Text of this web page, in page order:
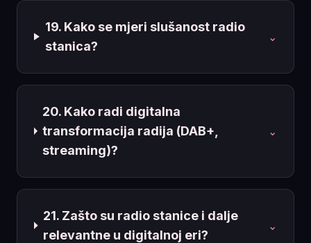
19. Kako se mjeri slušanost radio
stanica?
⌄
20. Kako radi digitalna
transformacija radija (DAB+,
streaming)?
⌄
21. Zašto su radio stanice i dalje
relevantne u digitalnoj eri?
⌄